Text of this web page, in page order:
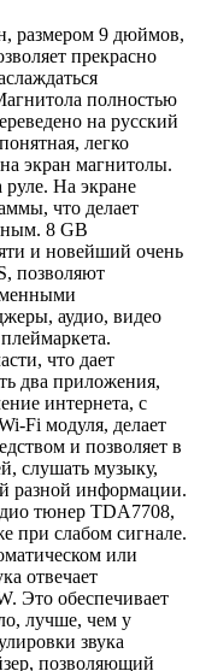
размером 9 дюймов,
прекрасно
полностью
на русский
легко
экран магнитолы.
На экране
что делает
8 GB
и новейший очень
позволяют
аудио, видео
что дает
два приложения,
интернета, с
Fi модуля, делает
и позволяет в
слушать музыку,
разной информации.
тюнер TDA7708,
при слабом сигнале.
или
отвечает
Это обеспечивает
лучше, чем у
звука
позволяющий